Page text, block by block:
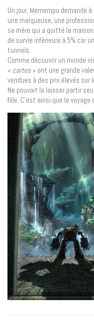
Un jour, Memempu demande
une marqueuse, une
sa mère qui a quitté la
de survie inférieure à 5% car
tunnels.
Comme découvrir un monde
« cartes» ont une grande
vendues à des prix élevés sur
Ne pouvait la laisser partir
fille. C’est ainsi que le